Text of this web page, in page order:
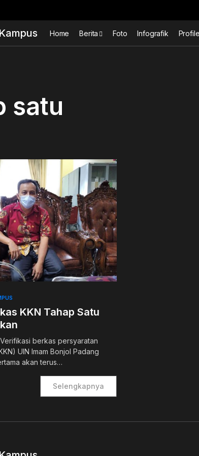
Home Berita Foto Infografik Profile
satu
KKN Tahap Satu
berkas persyaratan
UIN Imam Bonjol Padang
akan terus…
Selengkapnya